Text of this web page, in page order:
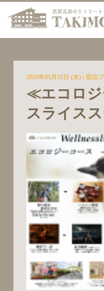
2023年05月31日 (水)| 宿泊
≪エコロ
スライス